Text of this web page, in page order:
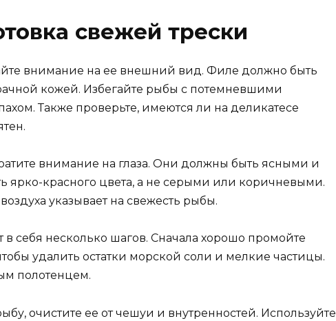
свежей трески
внимание на ее внешний вид. Филе должно быть
кожей. Избегайте рыбы с потемневшими
Также проверьте, имеются ли на деликатесе
внимание на глаза. Они должны быть ясными и
красного цвета, а не серыми или коричневыми.
указывает на свежесть рыбы.
в себя несколько шагов. Сначала хорошо промойте
удалить остатки морской соли и мелкие частицы.
полотенцем.
очистите ее от чешуи и внутренностей. Используйте